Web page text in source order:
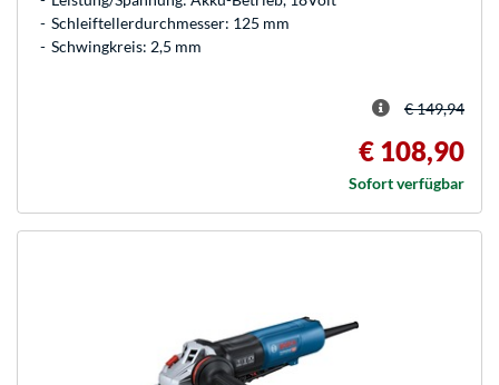
Schleiftellerdurchmesser: 125 mm
Schwingkreis: 2,5 mm
€ 149,94
€ 108,90
Sofort verfügbar